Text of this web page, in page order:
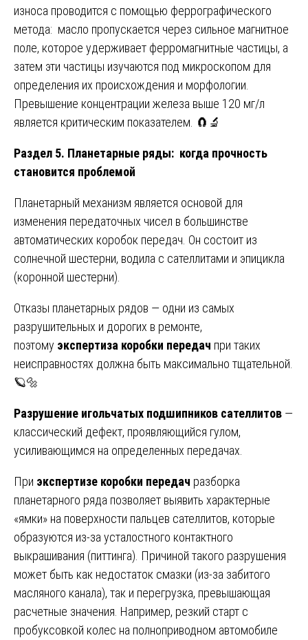
износа проводится с помощью феррографического
метода: масло пропускается через сильное магнитное
поле, которое удерживает ферромагнитные частицы, а
затем эти частицы изучаются под микроскопом для
определения их происхождения и морфологии.
Превышение концентрации железа выше 120 мг/л
является критическим показателем. 🧲🔬
Раздел 5. Планетарные ряды: когда прочность
становится проблемой
Планетарный механизм является основой для
изменения передаточных чисел в большинстве
автоматических коробок передач. Он состоит из
солнечной шестерни, водила с сателлитами и эпицикла
(коронной шестерни).
Отказы планетарных рядов — одни из самых
разрушительных и дорогих в ремонте,
поэтому экспертиза коробки передач при таких
неисправностях должна быть максимально тщательной.
🪐🔩
Разрушение игольчатых подшипников сателлитов —
классический дефект, проявляющийся гулом,
усиливающимся на определенных передачах.
При экспертизе коробки передач разборка
планетарного ряда позволяет выявить характерные
«ямки» на поверхности пальцев сателлитов, которые
образуются из-за усталостного контактного
выкрашивания (питтинга). Причиной такого разрушения
может быть как недостаток смазки (из-за забитого
масляного канала), так и перегрузка, превышающая
расчетные значения. Например, резкий старт с
пробуксовкой колес на полноприводном автомобиле